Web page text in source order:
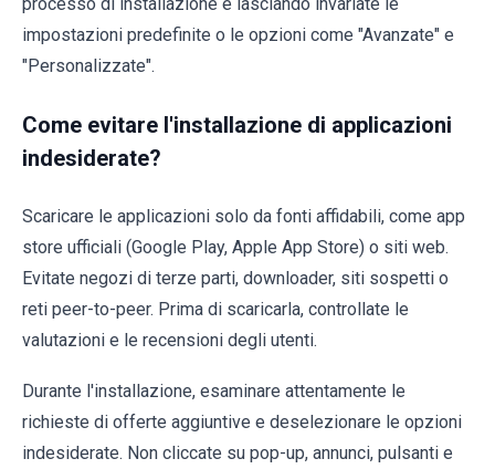
impostazioni predefinite o le opzioni come "Avanzate" e
"Personalizzate".
Come evitare l'installazione di applicazioni
indesiderate?
Scaricare le applicazioni solo da fonti affidabili, come app
store ufficiali (Google Play, Apple App Store) o siti web.
Evitate negozi di terze parti, downloader, siti sospetti o
reti peer-to-peer. Prima di scaricarla, controllate le
valutazioni e le recensioni degli utenti.
Durante l'installazione, esaminare attentamente le
richieste di offerte aggiuntive e deselezionare le opzioni
indesiderate. Non cliccate su pop-up, annunci, pulsanti e